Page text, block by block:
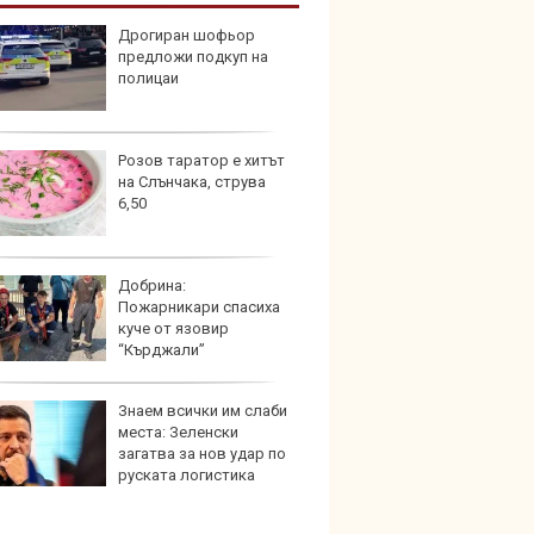
Дрогиран шофьор
предложи подкуп на
полицаи
Розов таратор е хитът
на Слънчака, струва
6,50
Добрина:
Пожарникари спасиха
куче от язовир
“Кърджали”
Знаем всички им слаби
места: Зеленски
загатва за нов удар по
руската логистика